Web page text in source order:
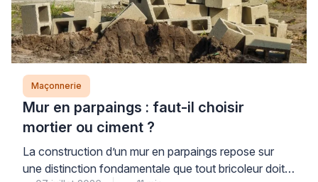
Maçonnerie
Mur en parpaings : faut-il choisir
mortier ou ciment ?
La construction d’un mur en parpaings repose sur
une distinction fondamentale que tout bricoleur doit